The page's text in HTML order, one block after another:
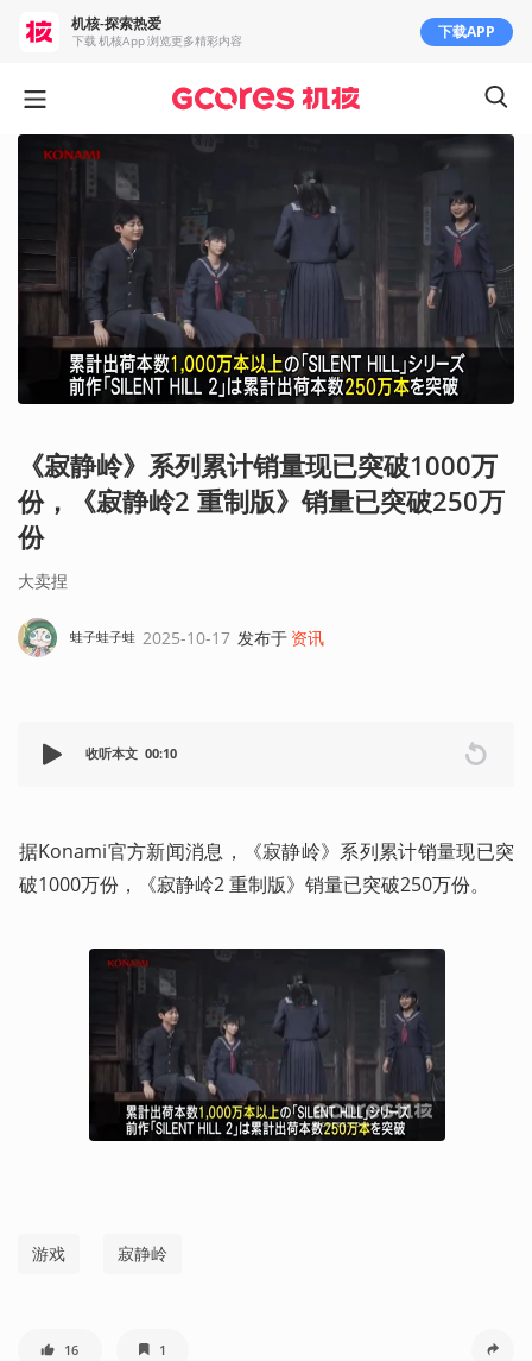
《寂静岭》系列累计销量现已突破1000万
份，《寂静岭2 重制版》销量已突破250万
份
大卖捏
蛙子蛙子蛙 2025-10-17 发布于 资讯
收听本文 00:10
据Konami官方新闻消息，《寂静岭》系列累计销量现已突
破1000万份，《寂静岭2 重制版》销量已突破250万份。
游戏 寂静岭
16 1
机核-探索热爱
下载 机核App 浏览更多精彩内容 下载APP